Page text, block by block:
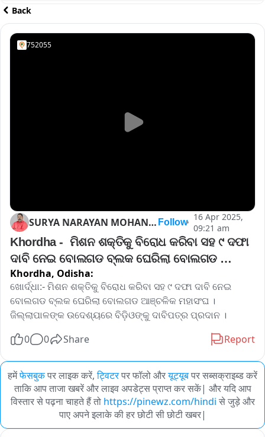
Back
752055
SURYA NARAYAN MOHANTY Follow
16 Apr 2025,
09:21 am
Khordha -  ମିଶନ ଶକ୍ତିକୁ ବିରୋଧ କରିବା ସହ ୯ ଦଫା
ଦାବି ନେଇ ବୋଲଗଡ ବ୍ଲକ ଘେରିଲା ବୋଲଗଡ
Khordha, Odisha:
ଖୋର୍ଦ୍ଧା:- ମିଶନ ଶକ୍ତିକୁ ବିରୋଧ କରିବା ସହ ୯ ଦଫା ଦାବି ନେଇ
ବୋଲଗଡ ବ୍ଲକ ଘେରିଲା ବୋଲଗଡ ଆଞ୍ଚଳିକ ମହାସଂଘ ।
ଜିଲ୍ଲାପାଳଙ୍କ ଉଦେଶ୍ୟରେ ବିଡ଼ିଓଙ୍କୁ ଦାବିପତ୍ର ପ୍ରଦାନ ।
0 0 Share Report
हमेंफेसबुकपर लाइक करें, ट्विटरपर फॉलो औरयूट्यूबपर सब्सक्राइब्ड करें
ताकि आप ताजा खबरें और लाइव अपडेट्स प्राप्त कर सकें| और यदि आप
विस्तार से पढ़ना चाहते हैं तो https://pinewz.com/hindi से जुड़े और
पाए अपने इलाके की हर छोटी सी छोटी खबर|